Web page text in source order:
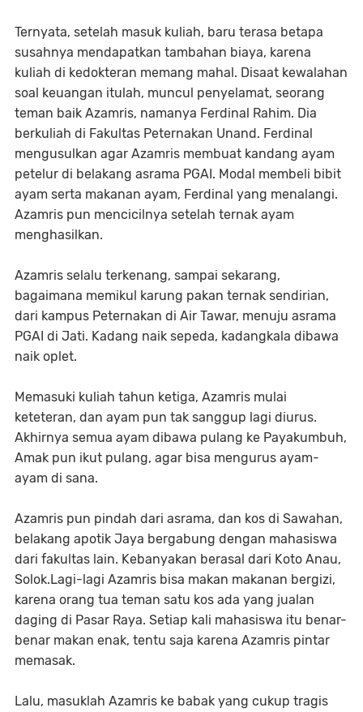
Ternyata, setelah masuk kuliah, baru terasa betapa
susahnya mendapatkan tambahan biaya, karena
kuliah di kedokteran memang mahal. Disaat kewalahan
soal keuangan itulah, muncul penyelamat, seorang
teman baik Azamris, namanya Ferdinal Rahim. Dia
berkuliah di Fakultas Peternakan Unand. Ferdinal
mengusulkan agar Azamris membuat kandang ayam
petelur di belakang asrama PGAI. Modal membeli bibit
ayam serta makanan ayam, Ferdinal yang menalangi.
Azamris pun mencicilnya setelah ternak ayam
menghasilkan.
Azamris selalu terkenang, sampai sekarang,
bagaimana memikul karung pakan ternak sendirian,
dari kampus Peternakan di Air Tawar, menuju asrama
PGAI di Jati. Kadang naik sepeda, kadangkala dibawa
naik oplet.
Memasuki kuliah tahun ketiga, Azamris mulai
keteteran, dan ayam pun tak sanggup lagi diurus.
Akhirnya semua ayam dibawa pulang ke Payakumbuh,
Amak pun ikut pulang, agar bisa mengurus ayam-
ayam di sana.
Azamris pun pindah dari asrama, dan kos di Sawahan,
belakang apotik Jaya bergabung dengan mahasiswa
dari fakultas lain. Kebanyakan berasal dari Koto Anau,
Solok.Lagi-lagi Azamris bisa makan makanan bergizi,
karena orang tua teman satu kos ada yang jualan
daging di Pasar Raya. Setiap kali mahasiswa itu benar-
benar makan enak, tentu saja karena Azamris pintar
memasak.
Lalu, masuklah Azamris ke babak yang cukup tragis